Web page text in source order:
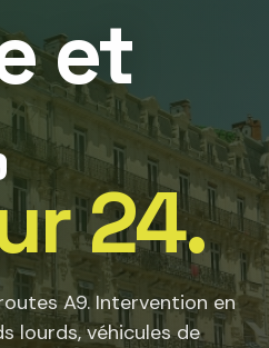
et
24.
A9. Intervention en
lourds, véhicules de